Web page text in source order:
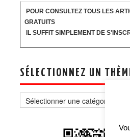
POUR CONSULTEZ TOUS LES
GRATUITS
IL SUFFIT SIMPLEMENT DE
SÉLECTIONNEZ UN
un
thème